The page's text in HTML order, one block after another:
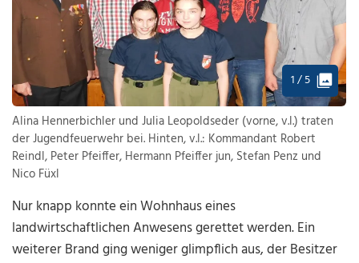
1 / 5
Alina Hennerbichler und Julia Leopoldseder (vorne, v.l.) traten
der Jugendfeuerwehr bei. Hinten, v.l.: Kommandant Robert
Reindl, Peter Pfeiffer, Hermann Pfeiffer jun, Stefan Penz und
Nico Füxl
Nur knapp konnte ein Wohnhaus eines
landwirtschaftlichen Anwesens gerettet werden. Ein
weiterer Brand ging weniger glimpflich aus, der Besitzer